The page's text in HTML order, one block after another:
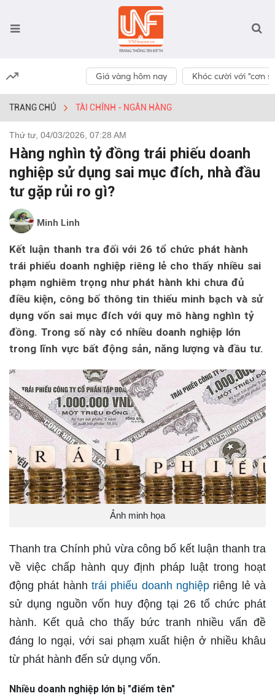
Giá vàng hôm nay Khóc cười với “cơn
TRANG CHỦ TÀI CHÍNH - NGÂN HÀNG
Thứ tư, 04/03/2026, 07:28 AM
Hàng nghìn tỷ đồng trái phiếu doanh
nghiệp sử dụng sai mục đích, nhà đầu
tư gặp rủi ro gì?
Minh Linh
Kết luận thanh tra đối với 26 tổ chức phát hành
trái phiếu doanh nghiệp riêng lẻ cho thấy nhiều sai
phạm nghiêm trọng như phát hành khi chưa đủ
điều kiện, công bố thông tin thiếu minh bạch và sử
dụng vốn sai mục đích với quy mô hàng nghìn tỷ
đồng. Trong số này có nhiều doanh nghiệp lớn
trong lĩnh vực bất động sản, năng lượng và đầu tư.
Ảnh minh họa
Thanh tra Chính phủ vừa công bố kết luận thanh tra
về việc chấp hành quy định pháp luật trong hoạt
động phát hành trái phiếu doanh nghiệp riêng lẻ và
sử dụng nguồn vốn huy động tại 26 tổ chức phát
hành. Kết quả cho thấy bức tranh nhiều vấn đề
đáng lo ngại, với sai phạm xuất hiện ở nhiều khâu
từ phát hành đến sử dụng vốn.
Nhiều doanh nghiệp lớn bị "điểm tên"